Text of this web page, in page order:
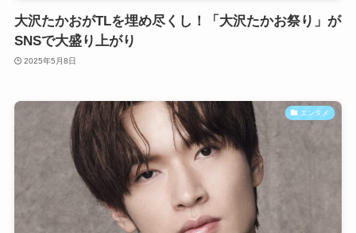
大沢たかおがTLを埋め尽くし！「大沢たかお祭り」が
SNSで大盛り上がり
2025年5月8日
エンタメ